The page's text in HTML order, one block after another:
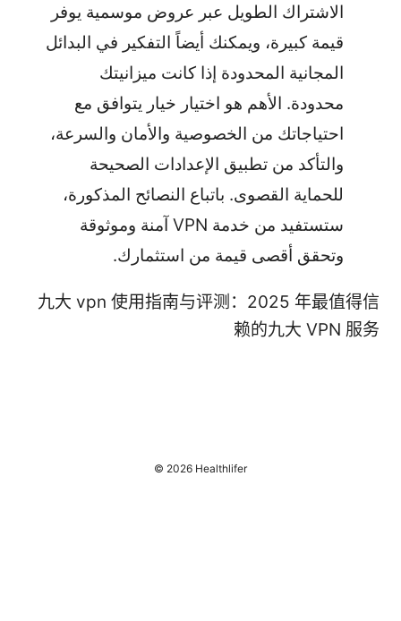
الاشتراك الطويل عبر عروض موسمية يوفر
قيمة كبيرة، ويمكنك أيضاً التفكير في البدائل
المجانية المحدودة إذا كانت ميزانيتك
محدودة. الأهم هو اختيار خيار يتوافق مع
احتياجاتك من الخصوصية والأمان والسرعة،
والتأكد من تطبيق الإعدادات الصحيحة
للحماية القصوى. باتباع النصائح المذكورة،
ستستفيد من خدمة VPN آمنة وموثوقة
وتحقق أقصى قيمة من استثمارك.
九大 vpn 使用指南与评测：2025 年最值得信
赖的九大 VPN 服务
© 2026 Healthlifer